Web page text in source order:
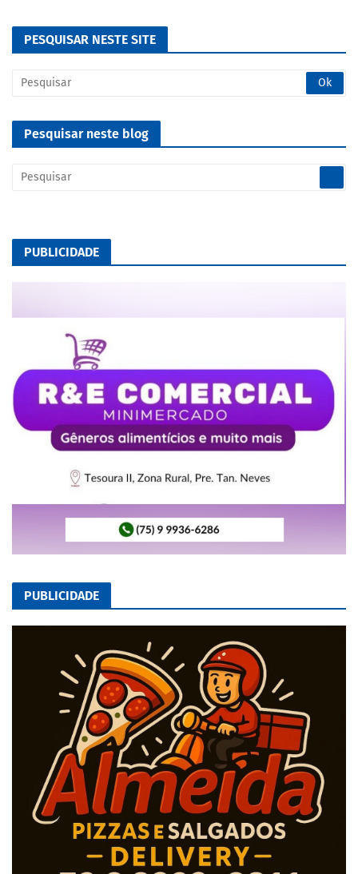
PESQUISAR NESTE SITE
Pesquisar neste blog
PUBLICIDADE
PUBLICIDADE